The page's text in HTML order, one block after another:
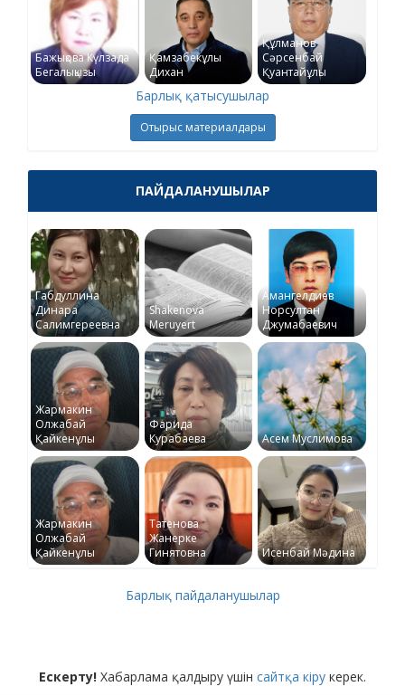
Бажықова Күлзада
Бегалықызы
Қамзабекұлы
Дихан
Құлманов
Сәрсенбай
Қуантайұлы
Барлық қатысушылар
Отырыс материалдары
ПАЙДАЛАНУШЫЛАР
Габдуллина
Динара
Салимгереевна
Shakenova
Meruyert
Амангелдиев
Норсултан
Джумабаевич
Жармакин
Олжабай
Қайкенұлы
Фарида
Курабаева
Асем Муслимова
Жармакин
Олжабай
Қайкенұлы
Татенова
Жанерке
Гинятовна
Исенбай Мәдина
Барлық пайдаланушылар
Ескерту! Хабарлама қалдыру үшін сайтқа кіру керек.